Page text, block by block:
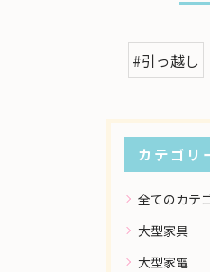
#引っ越し
カテゴリ
全てのカテ
大型家具
大型家電